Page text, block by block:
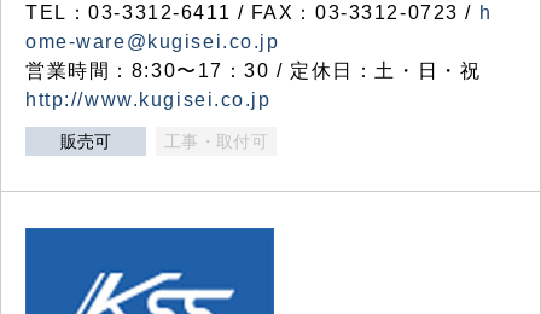
TEL：03-3312-6411 / FAX：03-3312-0723 / h
ome-ware@kugisei.co.jp
営業時間：8:30〜17：30 / 定休日：土・日・祝
http://www.kugisei.co.jp
販売可 工事・取付可